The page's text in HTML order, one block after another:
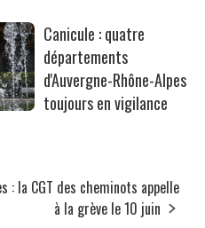
Canicule : quatre
départements
d'Auvergne-Rhône-Alpes
toujours en vigilance
: la CGT des cheminots appelle
à la grève le 10 juin